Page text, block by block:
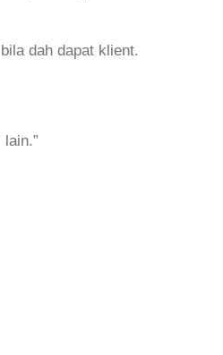
dah dapat klient.